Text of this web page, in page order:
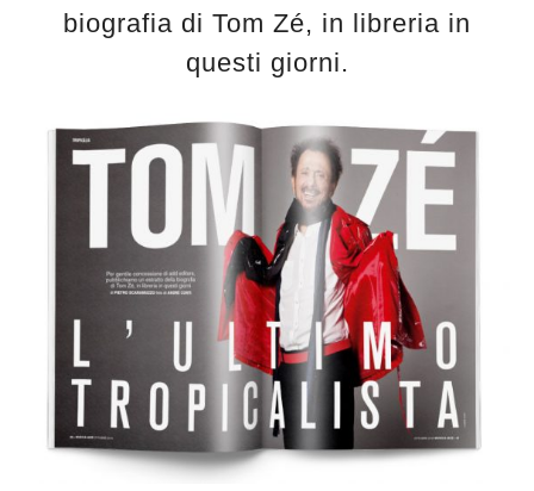
biografia di Tom Zé, in libreria in
questi giorni.